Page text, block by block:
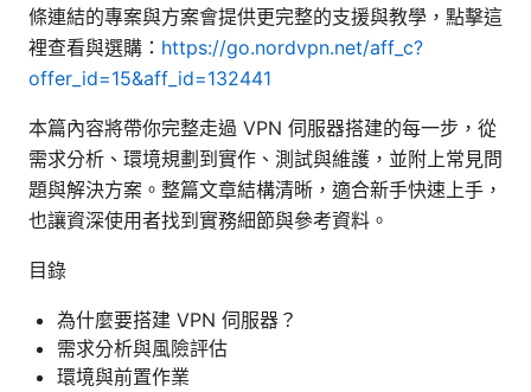
條連結的專案與方案會提供更完整的支援與教學，點擊這
裡查看與選購： https://go.nordvpn.net/aff_c?
offer_id=15&aff_id=132441
本篇內容將帶你完整走過 VPN 伺服器搭建的每一步，從
需求分析、環境規劃到實作、測試與維護，並附上常見問
題與解決方案。整篇文章結構清晰，適合新手快速上手，
也讓資深使用者找到實務細節與參考資料。
目錄
為什麼要搭建 VPN 伺服器？
需求分析與風險評估
環境與前置作業